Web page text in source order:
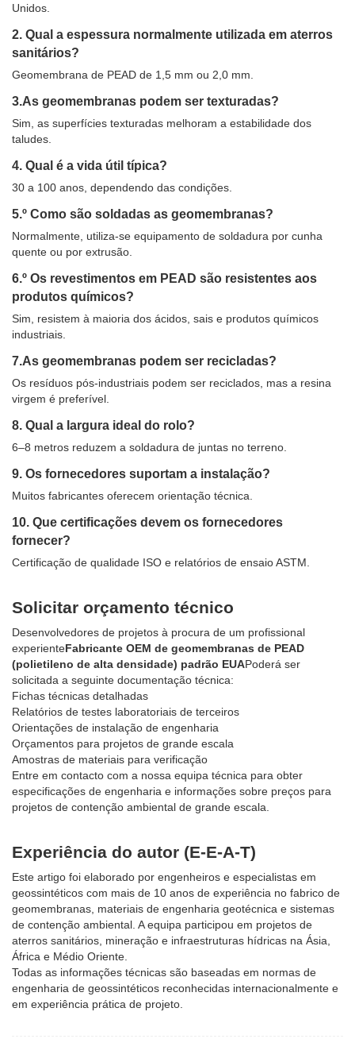
Unidos.
2. Qual a espessura normalmente utilizada em aterros
sanitários?
Geomembrana de PEAD de 1,5 mm ou 2,0 mm.
3.As geomembranas podem ser texturadas?
Sim, as superfícies texturadas melhoram a estabilidade dos
taludes.
4. Qual é a vida útil típica?
30 a 100 anos, dependendo das condições.
5.º Como são soldadas as geomembranas?
Normalmente, utiliza-se equipamento de soldadura por cunha
quente ou por extrusão.
6.º Os revestimentos em PEAD são resistentes aos
produtos químicos?
Sim, resistem à maioria dos ácidos, sais e produtos químicos
industriais.
7.As geomembranas podem ser recicladas?
Os resíduos pós-industriais podem ser reciclados, mas a resina
virgem é preferível.
8. Qual a largura ideal do rolo?
6–8 metros reduzem a soldadura de juntas no terreno.
9. Os fornecedores suportam a instalação?
Muitos fabricantes oferecem orientação técnica.
10. Que certificações devem os fornecedores
fornecer?
Certificação de qualidade ISO e relatórios de ensaio ASTM.
Solicitar orçamento técnico
Desenvolvedores de projetos à procura de um profissional
experienteFabricante OEM de geomembranas de PEAD
(polietileno de alta densidade) padrão EUAPoderá ser
solicitada a seguinte documentação técnica:
Fichas técnicas detalhadas
Relatórios de testes laboratoriais de terceiros
Orientações de instalação de engenharia
Orçamentos para projetos de grande escala
Amostras de materiais para verificação
Entre em contacto com a nossa equipa técnica para obter
especificações de engenharia e informações sobre preços para
projetos de contenção ambiental de grande escala.
Experiência do autor (E-E-A-T)
Este artigo foi elaborado por engenheiros e especialistas em
geossintéticos com mais de 10 anos de experiência no fabrico de
geomembranas, materiais de engenharia geotécnica e sistemas
de contenção ambiental. A equipa participou em projetos de
aterros sanitários, mineração e infraestruturas hídricas na Ásia,
África e Médio Oriente.
Todas as informações técnicas são baseadas em normas de
engenharia de geossintéticos reconhecidas internacionalmente e
em experiência prática de projeto.